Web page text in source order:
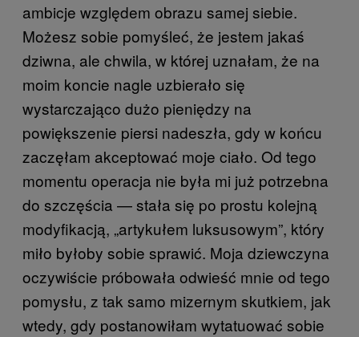
ambicje względem obrazu samej siebie.
Możesz sobie pomyśleć, że jestem jakaś
dziwna, ale chwila, w której uznałam, że na
moim koncie nagle uzbierało się
wystarczająco dużo pieniędzy na
powiększenie piersi nadeszła, gdy w końcu
zaczęłam akceptować moje ciało. Od tego
momentu operacja nie była mi już potrzebna
do szczęścia — stała się po prostu kolejną
modyfikacją, „artykułem luksusowym”, który
miło byłoby sobie sprawić. Moja dziewczyna
oczywiście próbowała odwieść mnie od tego
pomysłu, z tak samo mizernym skutkiem, jak
wtedy, gdy postanowiłam wytatuować sobie